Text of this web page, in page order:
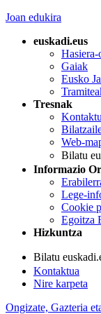
Joan edukira
euskadi.eus
Hasiera-
Gaiak
Eusko
Tresnak
Web-
Bilatu
Informazio
Lege-
Cookie
Egoitza
Hizkuntza
Bilatu
Kontaktua
Nire karpeta
Ongizate, Gazteria